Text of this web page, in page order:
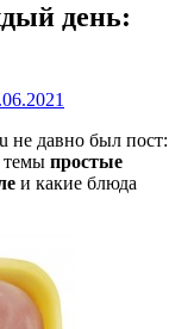
день:
не давно был пост:
темы простые
и какие блюда